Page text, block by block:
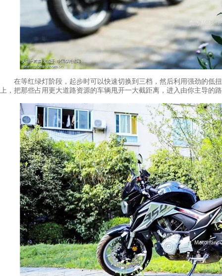
在等红绿灯阶段，起步时可以快速切换到三档，然后利用强劲的低扭
上，把那些占用更大道路资源的车辆甩开一大截距离，进入由你主导的